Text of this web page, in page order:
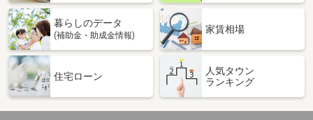
専有面積 47.04m²
間取り
香川県坂出市旭町２丁目
住 所
香川県坂出市旭町２丁目
専有面積 23.61m²
暮らしのデータ
(補助金・助成金情報)
家賃相場
住宅ローン
人気タウン
ランキング